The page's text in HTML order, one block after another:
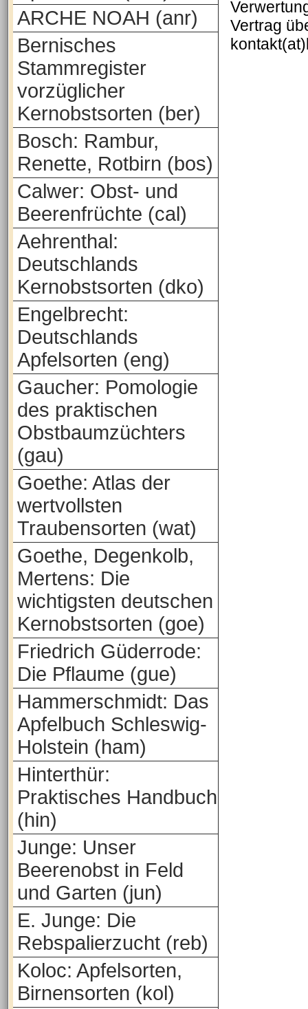
ARCHE NOAH (anr)
Bernisches
Stammregister
vorzüglicher
Kernobstsorten (ber)
Bosch: Rambur,
Renette, Rotbirn (bos)
Calwer: Obst- und
Beerenfrüchte (cal)
Aehrenthal:
Deutschlands
Kernobstsorten (dko)
Engelbrecht:
Deutschlands
Apfelsorten (eng)
Gaucher: Pomologie
des praktischen
Obstbaumzüchters
(gau)
Goethe: Atlas der
wertvollsten
Traubensorten (wat)
Goethe, Degenkolb,
Mertens: Die
wichtigsten deutschen
Kernobstsorten (goe)
Friedrich Güderrode:
Die Pflaume (gue)
Hammerschmidt: Das
Apfelbuch Schleswig-
Holstein (ham)
Hinterthür:
Praktisches Handbuch
(hin)
Junge: Unser
Beerenobst in Feld
und Garten (jun)
E. Junge: Die
Rebspalierzucht (reb)
Koloc: Apfelsorten,
Birnensorten (kol)
Vertrag